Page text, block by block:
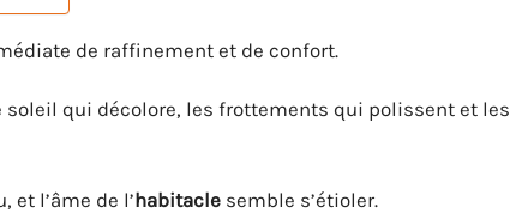
de raffinement et de confort.
qui décolore, les frottements qui polissent et les
l’âme de l’habitacle semble s’étioler.